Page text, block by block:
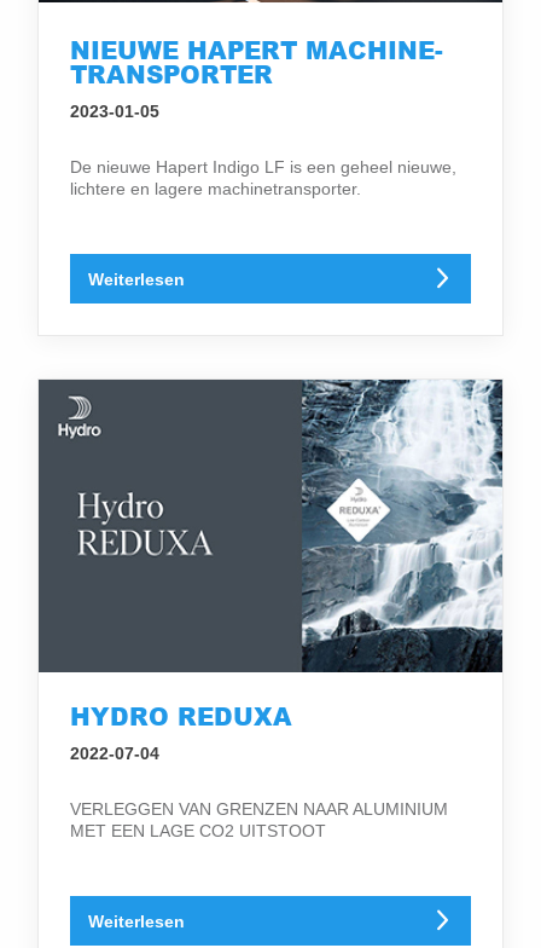
NIEUWE HAPERT MACHINE-
TRANSPORTER
2023-01-05
De nieuwe Hapert Indigo LF is een geheel nieuwe,
lichtere en lagere machinetransporter.
Weiterlesen
HYDRO REDUXA
2022-07-04
VERLEGGEN VAN GRENZEN NAAR ALUMINIUM
MET EEN LAGE CO2 UITSTOOT
Weiterlesen